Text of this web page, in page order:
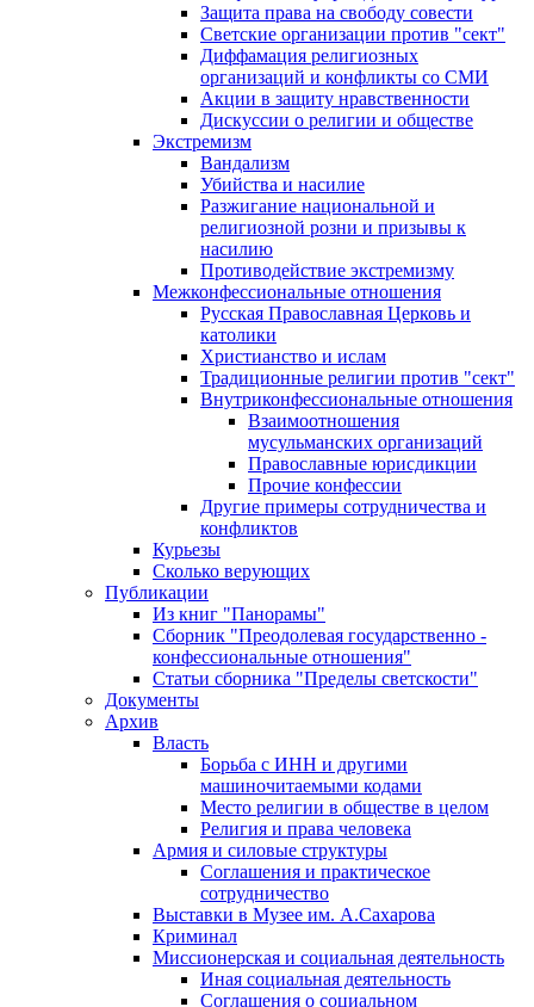
Защита права на свободу совести
Светские организации против "сект"
Диффамация религиозных
организаций и конфликты со СМИ
Акции в защиту нравственности
Дискуссии о религии и обществе
Экстремизм
Вандализм
Убийства и насилие
Разжигание национальной и
религиозной розни и призывы к
насилию
Противодействие экстремизму
Межконфессиональные отношения
Русская Православная Церковь и
католики
Христианство и ислам
Традиционные религии против "сект"
Внутриконфессиональные отношения
Взаимоотношения
мусульманских организаций
Православные юрисдикции
Прочие конфессии
Другие примеры сотрудничества и
конфликтов
Курьезы
Сколько верующих
Публикации
Из книг "Панорамы"
Сборник "Преодолевая государственно -
конфессиональные отношения"
Статьи сборника "Пределы светскости"
Документы
Архив
Власть
Борьба с ИНН и другими
машиночитаемыми кодами
Место религии в обществе в целом
Религия и права человека
Армия и силовые структуры
Соглашения и практическое
сотрудничество
Выставки в Музее им. А.Сахарова
Криминал
Миссионерская и социальная деятельность
Иная социальная деятельность
Соглашения о социальном